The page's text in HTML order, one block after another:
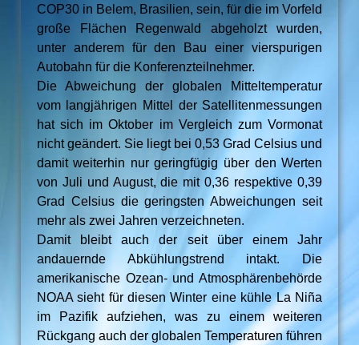
COP30 in Belem, Brasilien, sein, für die im Vorfeld
große Flächen Regenwald abgeholzt wurden,
unter anderem für den Bau einer vierspurigen
Autobahn für die Konferenzteilnehmer.
Die Abweichung der globalen Mitteltemperatur
vom langjährigen Mittel der Satellitenmessungen
hat sich im Oktober im Vergleich zum Vormonat
nicht geändert. Sie liegt bei 0,53 Grad Celsius und
damit weiterhin nur geringfügig über den Werten
von Juli und August, die mit 0,36 respektive 0,39
Grad Celsius die geringsten Abweichungen seit
mehr als zwei Jahren verzeichneten.
Damit bleibt auch der seit über einem Jahr
andauernde Abkühlungstrend intakt. Die
amerikanische Ozean- und Atmosphärenbehörde
NOAA sieht für diesen Winter eine kühle La Niña
im Pazifik aufziehen, was zu einem weiteren
Rückgang auch der globalen Temperaturen führen